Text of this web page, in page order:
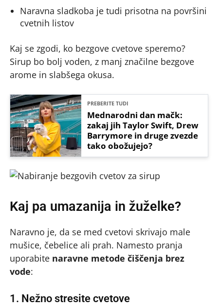
Naravna sladkoba je tudi prisotna na površini
cvetnih listov
Kaj se zgodi, ko bezgove cvetove speremo?
Sirup bo bolj voden, z manj značilne bezgove
arome in slabšega okusa.
PREBERITE TUDI
Mednarodni dan mačk:
zakaj jih Taylor Swift, Drew
Barrymore in druge zvezde
tako obožujejo?
Kaj pa umazanija in žuželke?
Naravno je, da se med cvetovi skrivajo male
mušice, čebelice ali prah. Namesto pranja
uporabite naravne metode čiščenja brez
vode:
1. Nežno stresite cvetove